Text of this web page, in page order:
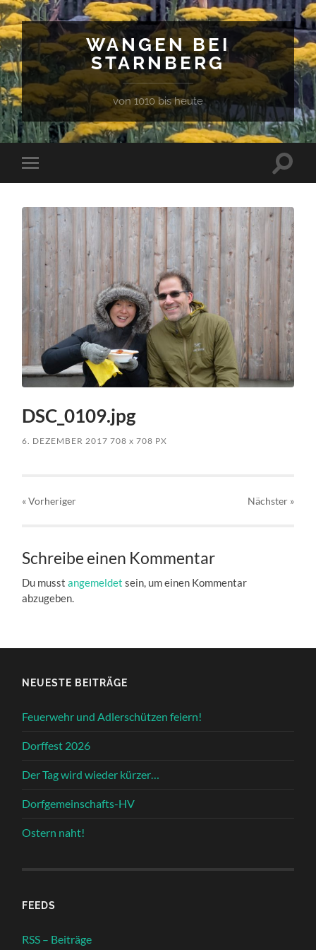
WANGEN BEI
STARNBERG
von 1010 bis heute
Mobile-
Menü
DSC_0109.jpg
6. DEZEMBER 2017 708x 708 PX
« Vorheriger Nächster »
Schreibe einen Kommentar
Du musstangemeldet sein, um einen Kommentar
abzugeben.
NEUESTE BEITRÄGE
Feuerwehr und Adlerschützen feiern!
Dorffest 2026
Der Tag wird wieder kürzer…
Dorfgemeinschafts-HV
Ostern naht!
FEEDS
RSS – Beiträge